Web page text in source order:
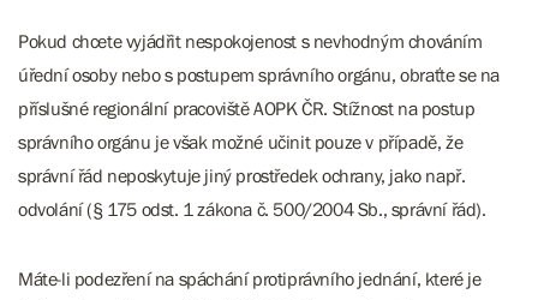
Pokud chcete vyjádřit nespokojenost s nevhodným chováním
úřední osoby nebo s postupem správního orgánu, obraťte se na
příslušné regionální pracoviště AOPK ČR. Stížnost na postup
správního orgánu je však možné učinit pouze v případě, že
správní řád neposkytuje jiný prostředek ochrany, jako např.
odvolání (§ 175 odst. 1 zákona č. 500/2004 Sb., správní řád).
Máte-li podezření na spáchání protiprávního jednání, které je